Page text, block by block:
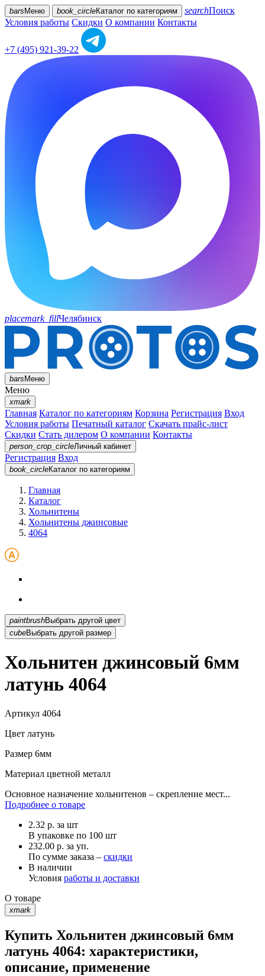
bars Меню book_circleКаталог по категориям searchПоиск
Условия работы Скидки О компании Контакты
+7 (495) 921-39-22
placemark_fillЧелябинск
barsМеню
Меню
xmark
Главная Каталог по категориям Корзина Регистрация Вход
Условия работы Печатный каталог Скачать прайс-лист
Скидки Стать дилером О компании Контакты
person_crop_circleЛичный кабинет
Регистрация Вход
book_circleКаталог по категориям
Главная
Каталог
Хольнитены
Хольнитены джинсовые
4064
paintbrush
Выбрать другой цвет
cubeВыбрать другой размер
Хольнитен джинсовый 6мм
латунь 4064
Артикул 4064
Цвет латунь
Размер 6мм
Материал цветной металл
Основное назначение хольнитенов – скрепление мест...
Подробнее о товаре
2.32 р. за шт
В упаковке по 100 шт
232.00 р. за уп.
По сумме заказа – скидки
В наличии
Условия работы и доставки
О товаре
xmark
Купить Хольнитен джинсовый 6мм
латунь 4064: характеристики,
описание, применение